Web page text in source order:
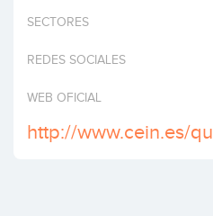
Invest
SECTORES
REDES SOCIALES
WEB OFICIAL